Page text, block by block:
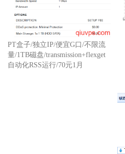
PT盒子/独立IP/便宜G口/不限流
量/1TB磁盘/transmission+flexget
自动化RSS运行/70元1月